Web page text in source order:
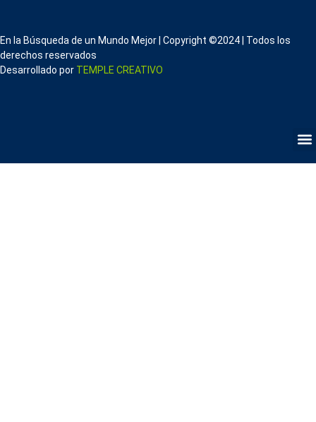
En la Búsqueda de un Mundo Mejor | Copyright ©2024 | Todos los
derechos reservados
Desarrollado por TEMPLE CREATIVO